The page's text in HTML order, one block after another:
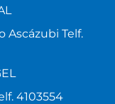
Ascázubi Telf.
4103554